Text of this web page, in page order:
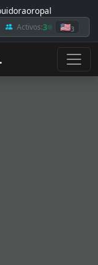
Activos:3 🇺🇸3